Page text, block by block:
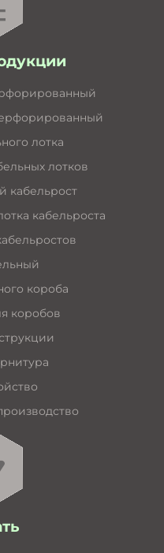
лотка
лотков
кабельрост
кабельроста
короба
коробов